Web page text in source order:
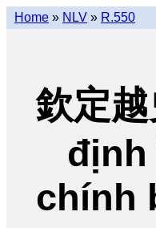
Home » NLV » R.550
欽定
chính